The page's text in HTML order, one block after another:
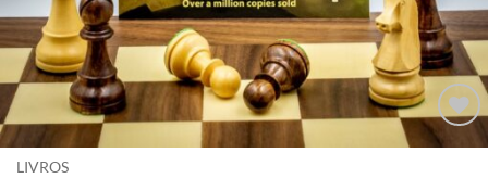
Adicionar
LIVROS